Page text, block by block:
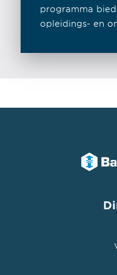
programma
opleidings- en